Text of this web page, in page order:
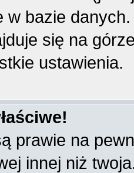
w bazie
się na
ustawienia.
prawie na
innej niż